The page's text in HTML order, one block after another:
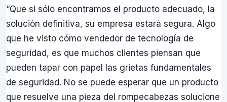
“Que si sólo encontramos el producto adecuado, la
solución definitiva, su empresa estará segura. Algo
que he visto cómo vendedor de tecnología de
seguridad, es que muchos clientes piensan que
pueden tapar con papel las grietas fundamentales
de seguridad. No se puede esperar que un producto
que resuelve una pieza del rompecabezas solucione